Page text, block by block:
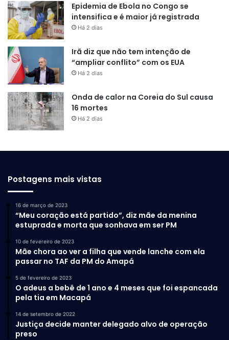
Epidemia de Ebola no Congo se
intensifica e é maior já registrada
Há 2 dias
Irã diz que não tem intenção de
“ampliar conflito” com os EUA
Há 2 dias
Onda de calor na Coreia do Sul causa
16 mortes
Há 2 dias
Postagens mais vistas
16 de março de 2023
“Meu coração está partido”, diz mãe da menina
estuprada e morta que sonhava em ser PM
10 de fevereiro de 2023
Mãe chora ao ver a filha que vende lanche com ela
passar no TAF da PM do Amapá
5 de fevereiro de 2023
O adeus a bebê de 1 ano e 4 meses que foi espancada
pela tia em Macapá
14 de setembro de 2022
Justiça decide manter delegado alvo de operação
preso